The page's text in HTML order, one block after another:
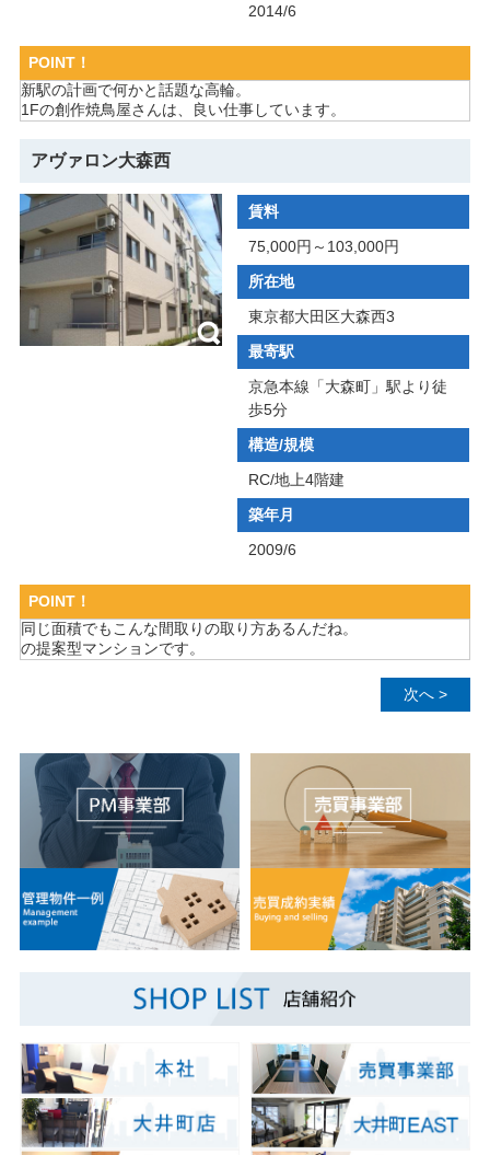
2014/6
POINT！
新駅の計画で何かと話題な高輪。
1Fの創作焼鳥屋さんは、良い仕事しています。
アヴァロン大森西
賃料
75,000円～103,000円
所在地
東京都大田区大森西3
最寄駅
京急本線「大森町」駅より徒
歩5分
構造/規模
RC/地上4階建
築年月
2009/6
POINT！
同じ面積でもこんな間取りの取り方あるんだね。
の提案型マンションです。
次へ >